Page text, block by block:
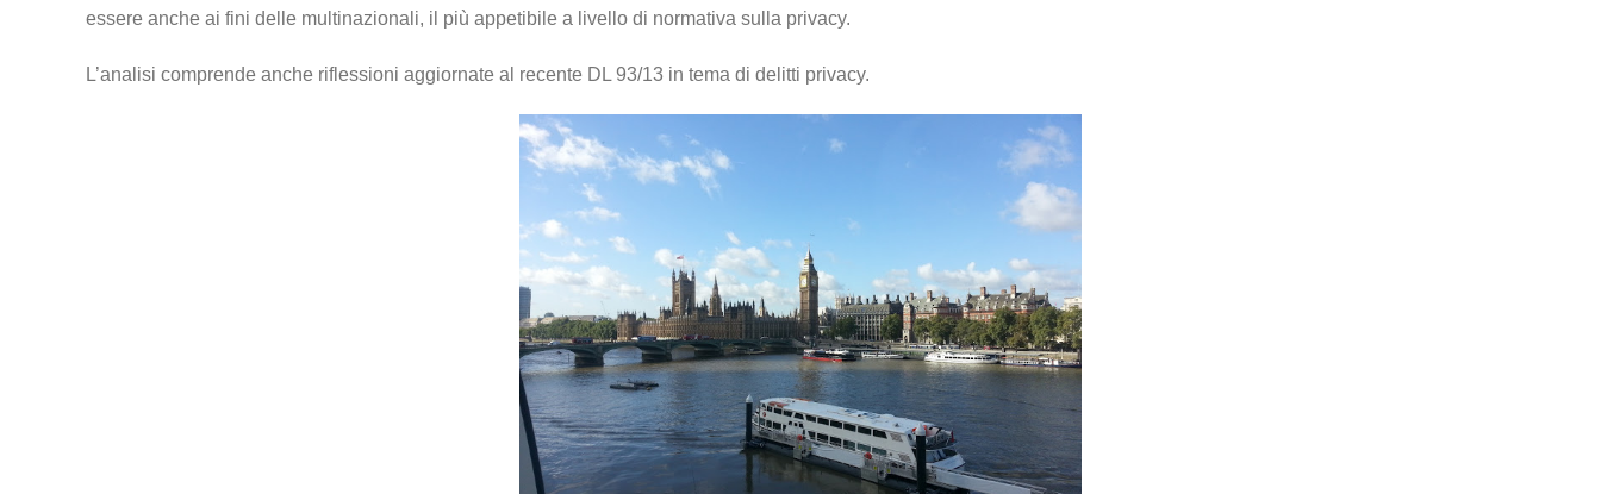
essere anche ai fini delle multinazionali, il più appetibile a livello di normativa sulla privacy.
L’analisi comprende anche riflessioni aggiornate al recente DL 93/13 in tema di delitti privacy.